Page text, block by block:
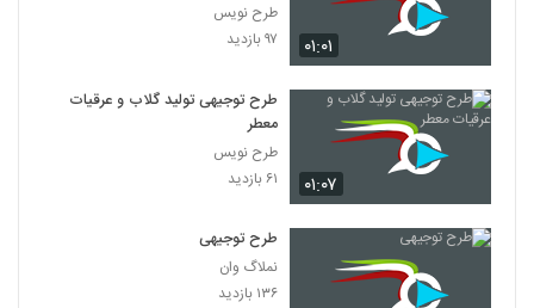
۰۱:۰۱
طرح نویس
۹۷ بازدید
۰۱:۰۷
طرح توجیهی تولید گلاب و عرقیات
معطر
طرح نویس
۶۱ بازدید
طرح توجیهی
نملاگ وان
۱۳۶ بازدید